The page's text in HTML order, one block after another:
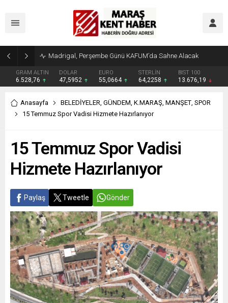
Madrigal, Perşembe Günü KAFUM’da Sahne Alacak
GRAM ALTIN
6.528,76
DOLAR
47,5952
EURO
55,0664
STERLİN
64,2258
BIST 100
13.676,19
Anasayfa BELEDİYELER, GÜNDEM, K.MARAŞ, MANŞET, SPOR
15 Temmuz Spor Vadisi Hizmete Hazırlanıyor
15 Temmuz Spor Vadisi
Hizmete Hazırlanıyor
Paylaş Tweetle Gönder